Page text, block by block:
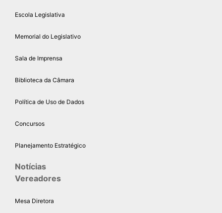
Escola Legislativa
Memorial do Legislativo
Sala de Imprensa
Biblioteca da Câmara
Política de Uso de Dados
Concursos
Planejamento Estratégico
Notícias
Vereadores
Mesa Diretora